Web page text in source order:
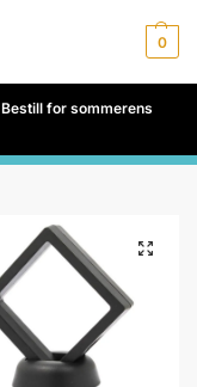
0
for sommerens